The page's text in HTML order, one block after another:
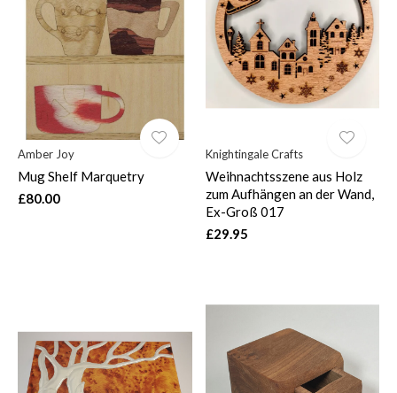
Amber Joy
Mug Shelf Marquetry
£80.00
Knightingale Crafts
Weihnachtsszene aus Holz
zum Aufhängen an der Wand,
Ex-Groß 017
£29.95